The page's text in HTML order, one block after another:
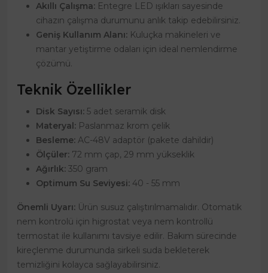
Akıllı Çalışma: Entegre LED ışıkları sayesinde
cihazın çalışma durumunu anlık takip edebilirsiniz.
Geniş Kullanım Alanı: Kuluçka makineleri ve
mantar yetiştirme odaları için ideal nemlendirme
çözümü.
Teknik Özellikler
Disk Sayısı: 5 adet seramik disk
Materyal: Paslanmaz krom çelik
Besleme: AC-48V adaptör (pakete dahildir)
Ölçüler: 72 mm çap, 29 mm yükseklik
Ağırlık: 350 gram
Optimum Su Seviyesi: 40 - 55 mm
Önemli Uyarı: Ürün susuz çalıştırılmamalıdır. Otomatik
nem kontrolü için higrostat veya nem kontrollü
termostat ile kullanımı tavsiye edilir. Bakım sürecinde
kireçlenme durumunda sirkeli suda bekleterek
temizliğini kolayca sağlayabilirsiniz.